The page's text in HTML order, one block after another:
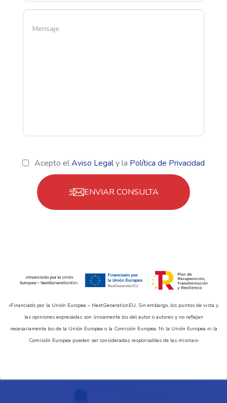
Acepto elAviso Legaly la Política de Privacidad
ENVIAR CONSULTA
«Financiado por la Unión Europea – NextGenerationEU. Sin embargo, los puntos de vista y
las opiniones expresadas son únicamente los del autor o autores y no reflejan
necesariamente los de la Unión Europea o la Comisión Europea. Ni la Unión Europea ni la
Comisión Europea pueden ser consideradas responsables de las mismas»